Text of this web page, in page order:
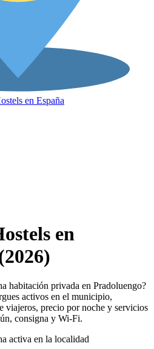
en España
en
habitación privada en Pradoluengo?
activos en el municipio,
viajeros, precio por noche y servicios
consigna y Wi-Fi.
activa en la localidad